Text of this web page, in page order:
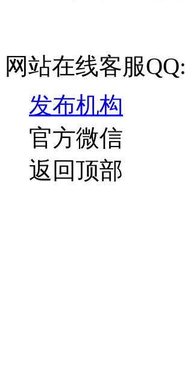
网站在线客服QQ:
发布机构
官方微信
返回顶部